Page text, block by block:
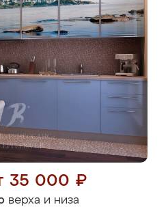
35 000 ₽
верха и низа